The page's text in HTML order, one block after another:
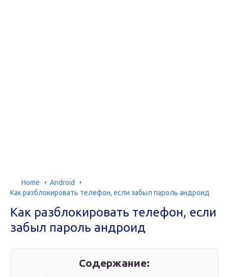
Home
Android
Как разблокировать телефон, если забыл пароль андроид
Как разблокировать телефон, если
забыл пароль андроид
Содержание: